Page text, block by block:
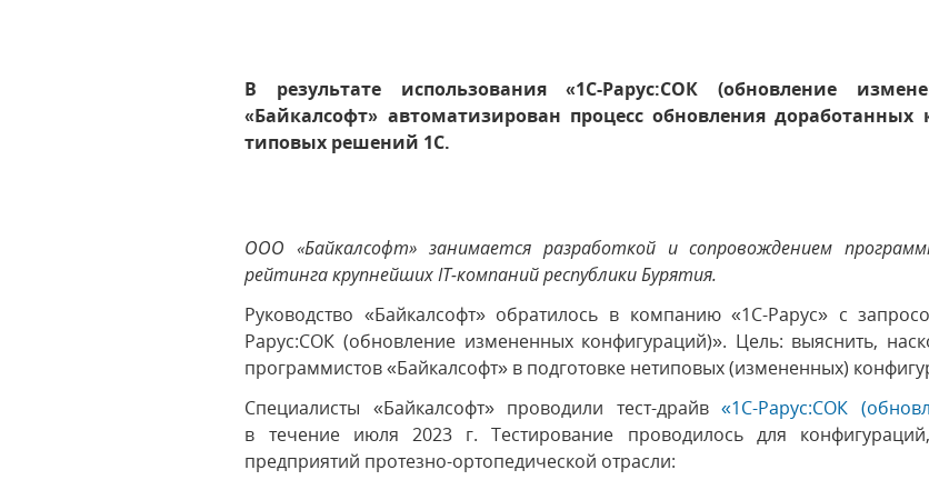
В результате использования «1С-Рарус:СОК (обновление
«Байкалсофт» автоматизирован процесс обновления
типовых решений 1С.
ООО «Байкалсофт» занимается разработкой и сопровождением
рейтинга крупнейших IT-компаний республики Бурятия.
Руководство «Байкалсофт» обратилось в компанию «1С-Рарус» с
Рарус:СОК (обновление измененных конфигураций)». Цель: выяснить,
программистов «Байкалсофт» в подготовке нетиповых (измененных)
Специалисты «Байкалсофт» проводили тест-драйв«1С-Рарус:СОК
в течение июля 2023 г. Тестирование проводилось для
предприятий протезно-ортопедической отрасли: